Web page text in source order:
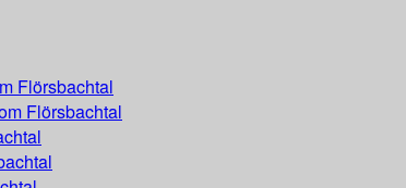
Flörsbachtal
Flörsbachtal